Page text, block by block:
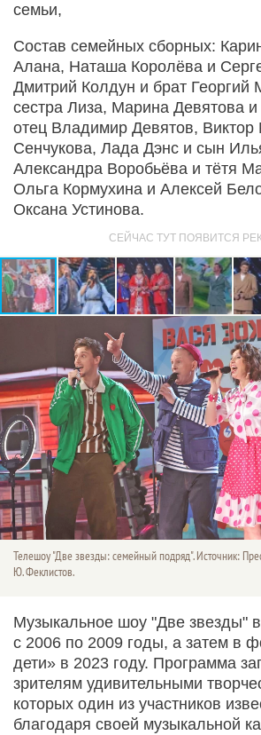
семьи,
Состав семейных сборных:
Алана, Наташа Королёва и
Дмитрий Колдун и брат Георгий
сестра Лиза, Марина Девятова
отец Владимир Девятов,
Сенчукова, Лада Дэнс и сын
Александра Воробьёва и тётя
Ольга Кормухина и Алексей
Оксана Устинова.
Телешоу "Две звезды: семейный подряд". Источник:
Ю. Феклистов.
Музыкальное шоу "Две звезды"
с 2006 по 2009 годы, а затем в
дети» в 2023 году. Программа
зрителям удивительными
которых один из участников
благодаря своей музыкальной